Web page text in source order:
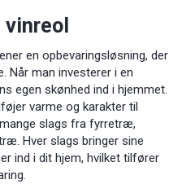
en opbevaringsløsning, der
Når man investerer i en
egen skønhed ind i hjemmet.
varme og karakter til
slags fra fyrretræ,
Hver slags bringer sine
ind i dit hjem, hvilket tilfører